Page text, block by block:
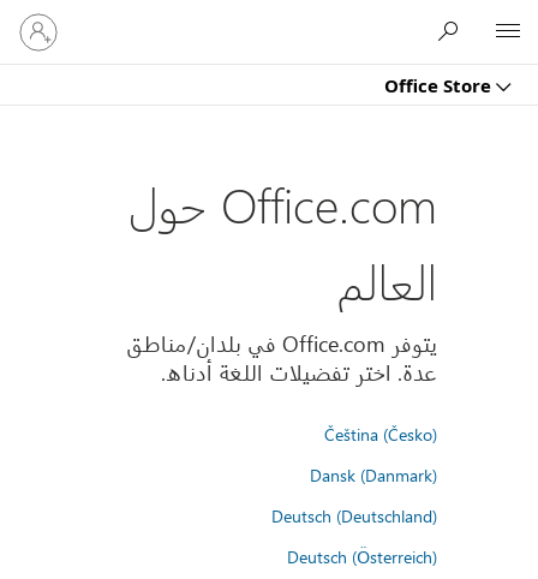
Office Store
تسجيل
الدخول
إلى
Office.com حول
العالم
يتوفر Office.com في بلدان/مناطق
عدة. اختر تفضيلات اللغة أدناه.
Čeština (Česko)
Dansk (Danmark)
Deutsch (Deutschland)
Deutsch (Österreich)